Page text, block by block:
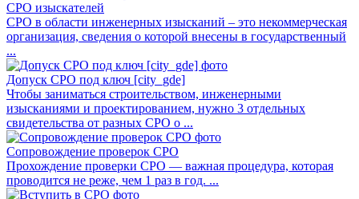
СРО изыскателей
СРО в области инженерных изысканий – это некоммерческая
организация, сведения о которой внесены в государственный
...
Допуск СРО под ключ [city_gde]
Чтобы заниматься строительством, инженерными
изысканиями и проектированием, нужно 3 отдельных
свидетельства от разных СРО о ...
Сопровождение проверок СРО
Прохождение проверки СРО — важная процедура, которая
проводится не реже, чем 1 раз в год. ...